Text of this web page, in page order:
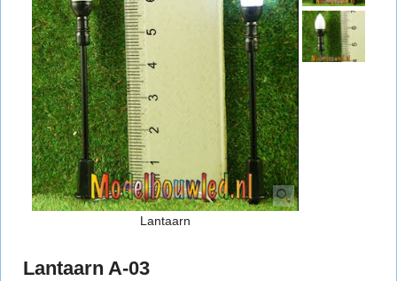
Lantaarn
Lantaarn A-03